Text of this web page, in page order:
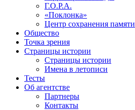
Г.О.Р.А.
«Поклонка»
Центр сохранения памяти
Общество
Точка зрения
Страницы истории
Страницы истории
Имена в летописи
Тесты
Об агентстве
Партнеры
Контакты